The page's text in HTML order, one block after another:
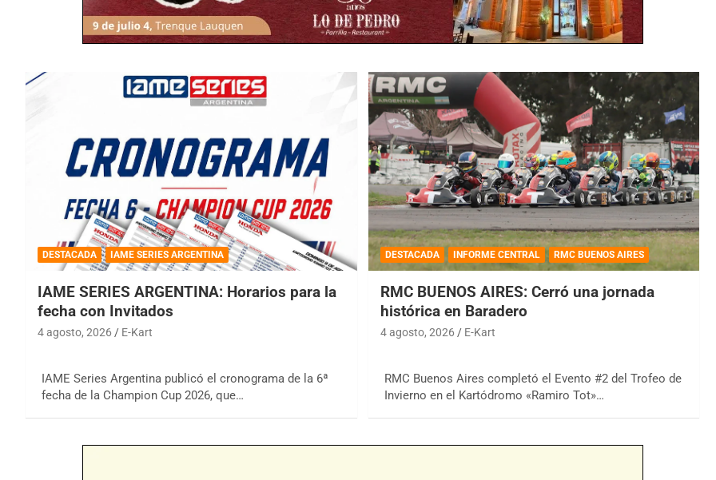
DESTACADA IAME SERIES ARGENTINA
IAME SERIES ARGENTINA: Horarios para la
fecha con Invitados
4 agosto, 2026 E-Kart
IAME Series Argentina publicó el cronograma de la 6ª
fecha de la Champion Cup 2026, que…
DESTACADA INFORME CENTRAL RMC BUENOS AIRES
RMC BUENOS AIRES: Cerró una jornada
histórica en Baradero
4 agosto, 2026 E-Kart
RMC Buenos Aires completó el Evento #2 del Trofeo de
Invierno en el Kartódromo «Ramiro Tot»…